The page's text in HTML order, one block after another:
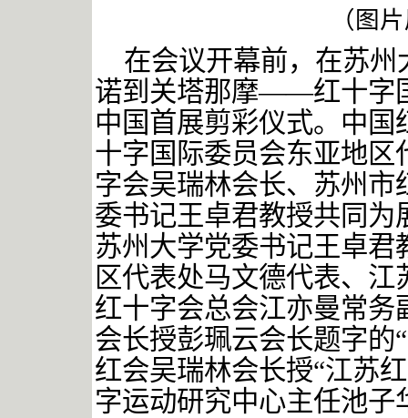
（图
在会议开幕前，在苏
诺到关塔那摩——红十字
中国首展剪彩仪式。中
十字国际委员会东亚地
字会吴瑞林会长、苏州
委书记王卓君教授共同
苏州大学党委书记王卓
区代表处马文德代表、
红十字会总会江亦曼常
会长授彭珮云会长题字的
红会吴瑞林会长授“江苏
字运动研究中心主任池